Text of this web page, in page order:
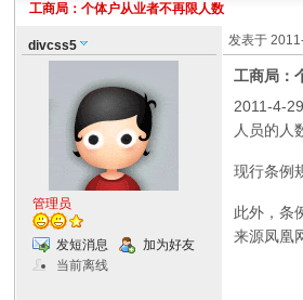
工商局：个体户从业者不再限人数
divcss5
管理员
发短消息
加为好友
当前离线
发表于
工商局：
2011-4-
人员的人
现行条例
此外，条
来源凤凰